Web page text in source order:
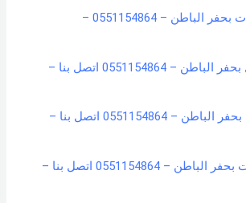
شركة تنظيف مكيفات بحفر الباطن – 0551154864 –
شركة تنظيف منازل بحفر الباطن – 0551154864 اتصل بنا –
شركة تنظيف سجاد بحفر الباطن – 0551154864 اتصل بنا –
شركة تنظيف خزانات بحفر الباطن – 0551154864 اتصل بنا –